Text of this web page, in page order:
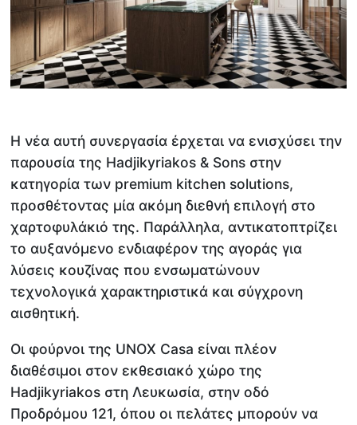
Η νέα αυτή συνεργασία έρχεται να ενισχύσει την
παρουσία της Hadjikyriakos & Sons στην
κατηγορία των premium kitchen solutions,
προσθέτοντας μία ακόμη διεθνή επιλογή στο
χαρτοφυλάκιό της. Παράλληλα, αντικατοπτρίζει
το αυξανόμενο ενδιαφέρον της αγοράς για
λύσεις κουζίνας που ενσωματώνουν
τεχνολογικά χαρακτηριστικά και σύγχρονη
αισθητική.
Οι φούρνοι της UNOX Casa είναι πλέον
διαθέσιμοι στον εκθεσιακό χώρο της
Hadjikyriakos στη Λευκωσία, στην οδό
Προδρόμου 121, όπου οι πελάτες μπορούν να